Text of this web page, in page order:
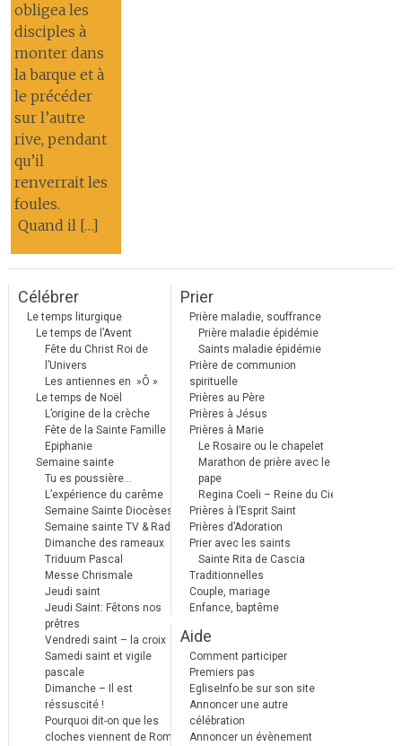
obligea les
disciples à
monter dans
la barque et à
le précéder
sur l’autre
rive, pendant
qu’il
renverrait les
foules.
Quand il […]
Célébrer
Le temps liturgique
Le temps de l’Avent
Fête du Christ Roi de
l’Univers
Les antiennes en »Ô »
Le temps de Noël
L’origine de la crèche
Fête de la Sainte Famille
Epiphanie
Semaine sainte
Tu es poussière…
L’expérience du carême
Semaine Sainte Diocèses
Semaine sainte TV & Radio
Dimanche des rameaux
Triduum Pascal
Messe Chrismale
Jeudi saint
Jeudi Saint: Fêtons nos
prêtres
Vendredi saint – la croix
Samedi saint et vigile
pascale
Dimanche – Il est
réssuscité !
Pourquoi dit-on que les
cloches viennent de Rome ?
Prier
Prière maladie, souffrance
Prière maladie épidémie
Saints maladie épidémie
Prière de communion
spirituelle
Prières au Père
Prières à Jésus
Prières à Marie
Le Rosaire ou le chapelet
Marathon de prière avec le
pape
Regina Coeli – Reine du Ciel
Prières à l’Esprit Saint
Prières d’Adoration
Prier avec les saints
Sainte Rita de Cascia
Traditionnelles
Couple, mariage
Enfance, baptême
Aide
Comment participer
Premiers pas
EgliseInfo.be sur son site
Annoncer une autre
célébration
Annoncer un évènement